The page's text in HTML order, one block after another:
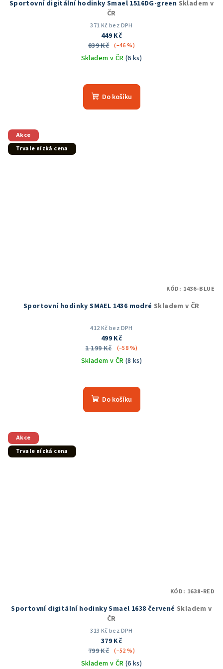
Sportovní digitální hodinky Smael 1516DG-green Skladem v
ČR
371 Kč bez DPH
449 Kč
839 Kč (–46 %)
Skladem v ČR (6 ks)
hodnocení
produktu
Do košíku
Akce
Trvale nízká cena
Sportovní hodinky SMAEL 1436 modré Skladem v ČR
412 Kč bez DPH
499 Kč
1 199 Kč
(–58 %)
Skladem v ČR (8 ks)
Do košíku
KÓD: 1436-BLUE
Akce
Trvale nízká cena
Sportovní digitální hodinky Smael 1638 červené Skladem v
ČR
313 Kč bez DPH
379 Kč
799 Kč (–52 %)
Skladem v ČR (6 ks)
KÓD: 1638-RED